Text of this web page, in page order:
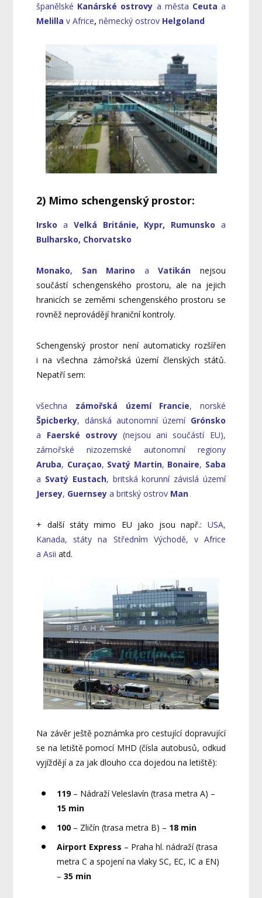
španělské Kanárské ostrovy a města Ceuta a
Melillav Africe,německýostrov Helgoland
2) Mimo schengenský prostor:
Irskoa Velká Británie, Kypr, Rumunsko a
Bulharsko, Chorvatsko
Monako, San Marino a Vatikán nejsou
součástí schengenského prostoru, ale na jejich
hranicích se zeměmi schengenského prostoru se
rovněž neprovádějí hraniční kontroly.
Schengenský prostor není automaticky rozšířen
i na všechna zámořská území členských států.
Nepatří sem:
všechna zámořská území Francie, norské
Špicberky, dánská autonomní území Grónsko
a Faerské ostrovy(nejsou ani součástí EU),
zámořské nizozemské autonomní regiony
Aruba, Curaçao, Svatý Martin, Bonaire, Saba
a Svatý Eustach, britská korunní závislá území
Jersey, Guernsey a britský ostrov Man
+ další státy mimo EU jako jsou např.: USA,
Kanada, státy na Středním Východě, v Africe
a Asii atd.
Na závěr ještě poznámka pro cestující dopravující
se na letiště pomocí MHD (čísla autobusů, odkud
vyjíždějí a za jak dlouho cca dojedou na letiště):
119– Nádraží Veleslavín (trasa metra A) –
15 min
100 – Zličín (trasa metra B) – 18 min
Airport Express – Praha hl. nádraží (trasa
metra C a spojení na vlaky SC, EC, IC a EN)
–35 min